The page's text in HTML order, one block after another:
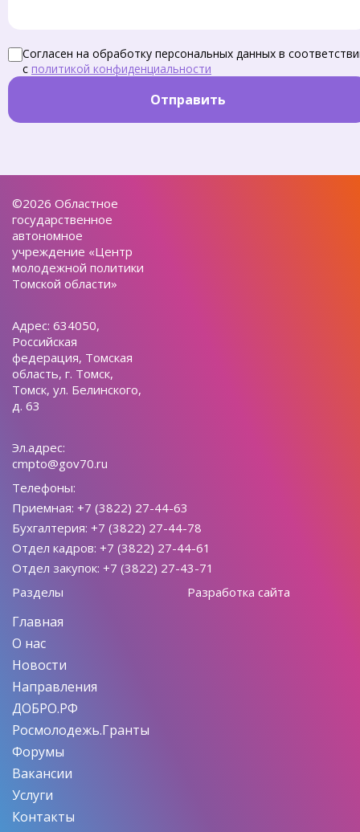
Согласен на обработку персональных данных в
с политикой конфиденциальности
Отправить
©2026 Областное
государственное
автономное
учреждение «Центр
молодежной политики
Томской области»
Адрес: 634050,
Российская
федерация, Томская
область, г. Томск,
Томск, ул. Белинского,
д. 63
Эл.адрес:
cmpto@gov70.ru
Телефоны:
Приемная: +7 (3822) 27-44-63
Бухгалтерия: +7 (3822) 27-44-78
Отдел кадров: +7 (3822) 27-44-61
Отдел закупок: +7 (3822) 27-43-71
Разделы
Главная
О нас
Новости
Направления
ДОБРО.РФ
Росмолодежь.Гранты
Форумы
Вакансии
Услуги
Контакты
Разработка сайта